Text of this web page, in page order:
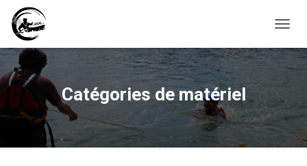
É
P
I
E
R
Catégories de matériel